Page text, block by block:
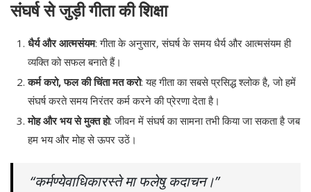
संघर्ष से जुड़ी गीता की शिक्षा
धैर्य और आत्मसंयम: गीता के अनुसार, संघर्ष के समय धैर्य और आत्मसंयम ही
व्यक्ति को सफल बनाते हैं।
कर्म करो, फल की चिंता मत करो: यह गीता का सबसे प्रसिद्ध श्लोक है, जो हमें
संघर्ष करते समय निरंतर कर्म करने की प्रेरणा देता है।
मोह और भय से मुक्त हो: जीवन में संघर्ष का सामना तभी किया जा सकता है जब
हम भय और मोह से ऊपर उठें।
“कर्मण्येवाधिकारस्ते मा फलेषु कदाचन।”